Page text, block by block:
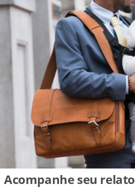
Acompanhe seu relato